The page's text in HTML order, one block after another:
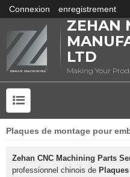
Connexion enregistrement
ZEHAN
LTD
Making Your
Plaques de montage pour
Zehan CNC Machining Parts
professionnel chinois de